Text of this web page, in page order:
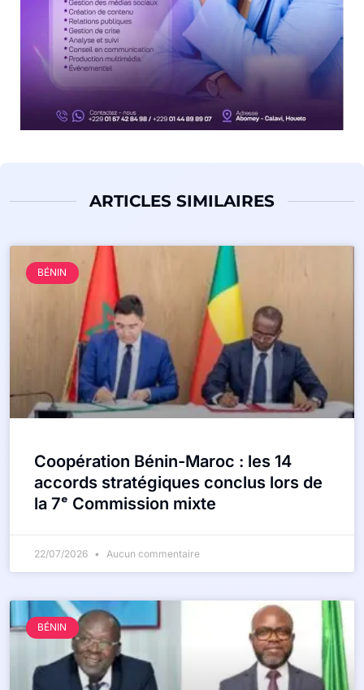
ARTICLES SIMILAIRES
BÉNIN
Coopération Bénin-Maroc : les 14
accords stratégiques conclus lors de
la 7ᵉ Commission mixte
22/07/2026 Aucun commentaire
BÉNIN